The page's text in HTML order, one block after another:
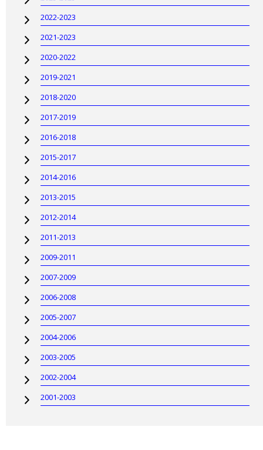
2022-2023
2021-2023
2020-2022
2019-2021
2018-2020
2017-2019
2016-2018
2015-2017
2014-2016
2013-2015
2012-2014
2011-2013
2009-2011
2007-2009
2006-2008
2005-2007
2004-2006
2003-2005
2002-2004
2001-2003